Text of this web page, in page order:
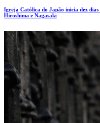
Igreja Católica do Japão inicia dez dias
Hiroshima e Nagasaki